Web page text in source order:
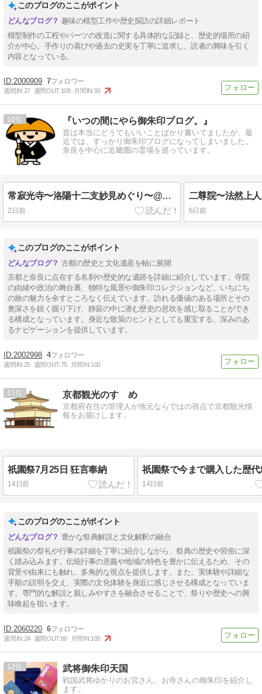
このブログのここがポイント
趣味の模型工作や歴史探訪の詳細レポート
模型制作の工程やパーツの改造に関する具体的な記録と、歴史的場所の紹
介が中心。手作りの喜びや過去の史実を丁寧に追求し、読者の興味を引く
内容となっている。
2000909 7
週間IN:27 週間OUT:108 月間IN:93
10 『いつの間にやら御朱印ブログ。』
昔は本当にどうでもいいことばかり書いてましたが、最
近では、すっかり御朱印ブログになってしまいました。
奈良を中心に近畿圏の霊場を巡っています。
常寂光寺〜洛陽十二支妙見めぐり〜@京都市右京区
2日前 6日前
このブログのここがポイント
古都の歴史と文化遺産を軸に展開
京都と奈良に点在する名刹や歴史的な遺跡を詳細に紹介しています。寺院
の由緒や政治の舞台裏、独特な風景や御朱印コレクションなど、いちにち
の旅の魅力を余すところなく伝えています。訪れる価値のある場所とその
奥深さを鋭く掘り下げ、静寂の中に潜む歴史の息吹を感じ取ることができ
る構成となっています。身近な散策のヒントとしても重宝する、深みのあ
るナビゲーションを提供しています。
2002998 4
週間IN:25 週間OUT:75 月間IN:100
11 京都観光のすゝめ
京都府在住の管理人が地元ならではの視点で京都観光情
報をお届けします。
祇園祭7月25日 狂言奉納
14日前
祇園祭で今まで購入した歴
14日前
このブログのここがポイント
豊かな祭典解説と文化解釈の融合
祇園祭の祭礼や行事の詳細を丁寧に紹介しながら、祭典の歴史や習俗に深
く踏み込みます。伝統行事の意義や地域の特色を豊かに伝えるため、その
背景や由来にも触れ、多角的な視点を提供します。また、実体験や詳細な
手順の説明を交え、実際の文化体験を身近に感じさせる構成となっていま
す。専門的な解説と親しみやすさを融合させることで、祭りや歴史への興
味喚起を狙います。
2060220 6
週間IN:24 週間OUT:60 月間IN:105
12 武将御朱印天国
戦国武将ゆかりのお宮さん、お寺さんの御朱印を紹介し
ます。